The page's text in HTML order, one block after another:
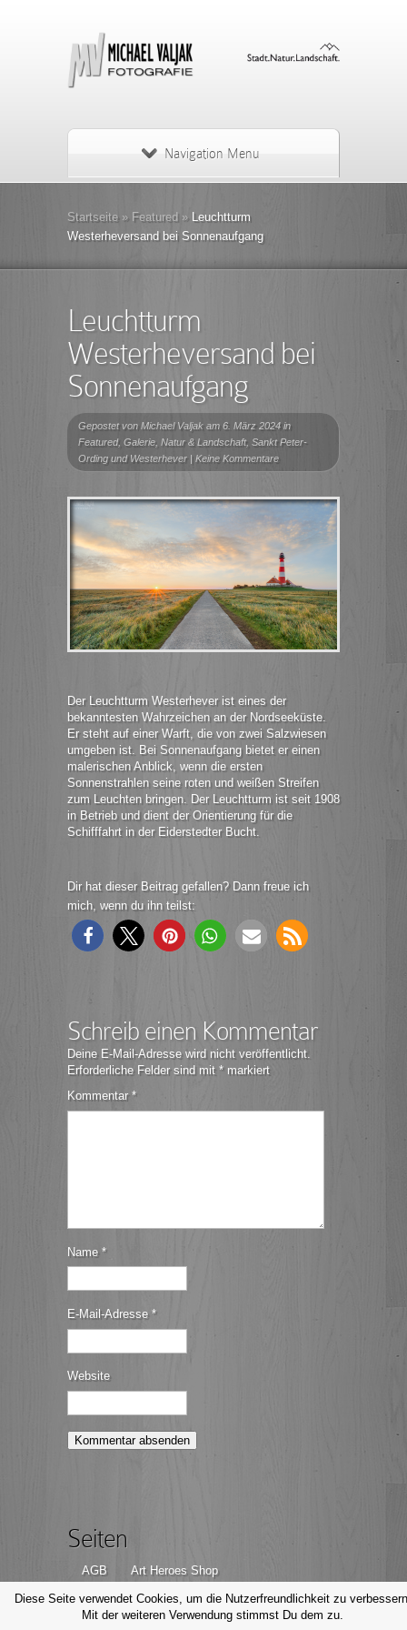
Navigation Menu
Startseite » Featured » Leuchtturm
Westerheversand bei Sonnenaufgang
Leuchtturm
Westerheversand bei
Sonnenaufgang
Gepostet von Michael Valjak am 6. März 2024 in
Featured, Galerie Natur & Landschaft, Sankt Peter-
Ording und Westerhever | Keine Kommentare
Der Leuchtturm Westerhever ist eines der
bekanntesten Wahrzeichen an der Nordseeküste.
Er steht auf einer Warft, die von zwei Salzwiesen
umgeben ist. Bei Sonnenaufgang bietet er einen
malerischen Anblick, wenn die ersten
Sonnenstrahlen seine roten und weißen Streifen
zum Leuchten bringen. Der Leuchtturm ist seit 1908
in Betrieb und dient der Orientierung für die
Schifffahrt in der Eiderstedter Bucht.
Dir hat dieser Beitrag gefallen? Dann freue ich
mich, wenn du ihn teilst:
Schreib einen Kommentar
Deine E-Mail-Adresse wird nicht veröffentlicht.
Erforderliche Felder sind mit * markiert
Kommentar*
Name *
E-Mail-Adresse *
Website
Seiten
AGB
Art Heroes Shop
Datenschutzerklärung
Disclaimer
Impressum
Kontakt
Diese Seite verwendet Cookies, um die Nutzerfreundlichkeit zu
Mit der weiteren Verwendung stimmst Du dem zu.